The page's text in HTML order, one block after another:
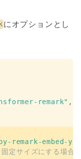
にオプションとし
remark" ,
remark-embed-
定サイズにする場合